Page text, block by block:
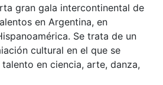
gran gala intercontinental de
en Argentina, en
Se trata de un
cultural en el que se
en ciencia, arte, danza,